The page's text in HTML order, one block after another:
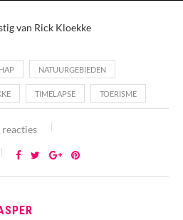
van Rick Kloekke
NATUURGEBIEDEN
TIMELAPSE TOERISME
reacties